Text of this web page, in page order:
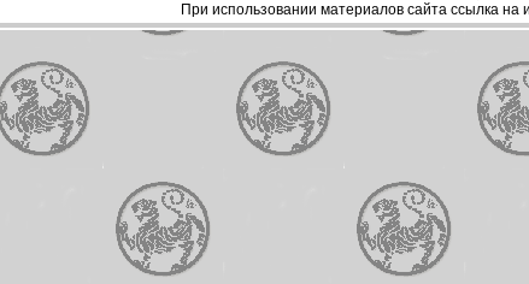
При использовании материалов сайта ссылка на